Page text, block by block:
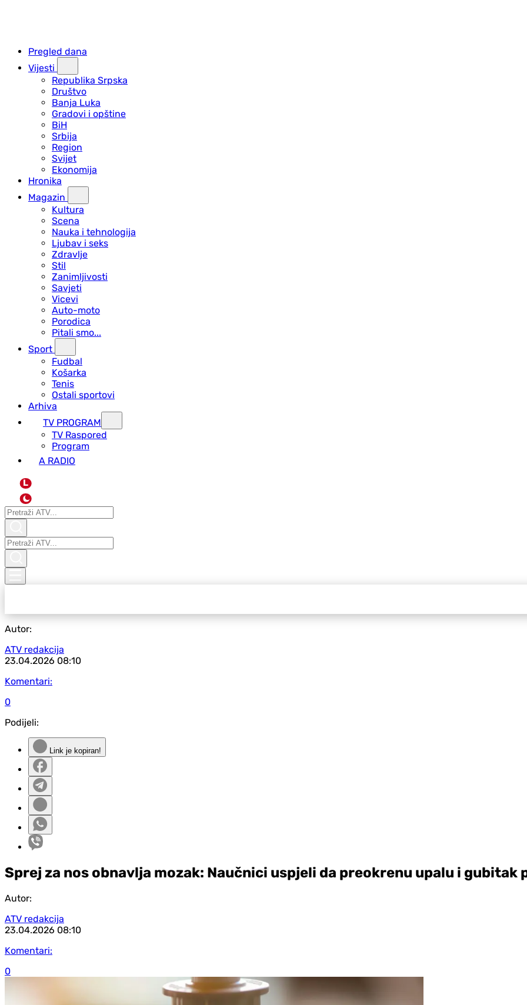
Pregled dana
Vijesti
Republika Srpska
Društvo
Banja Luka
Gradovi i opštine
BiH
Srbija
Region
Svijet
Ekonomija
Hronika
Magazin
Kultura
Scena
Nauka i tehnologija
Ljubav i seks
Zdravlje
Stil
Zanimljivosti
Savjeti
Vicevi
Auto-moto
Porodica
Pitali smo...
Sport
Fudbal
Košarka
Tenis
Ostali sportovi
Arhiva
TV PROGRAM
ТV Raspored
Program
A RADIO
L
Autor:
ATV redakcija
23.04.2026 08:10
Komentari:
0
Podijeli:
Link je kopiran!
Sprej za nos obnavlja mozak: Naučnici uspjeli da preokrenu upalu i gubitak
Autor:
ATV redakcija
23.04.2026 08:10
Komentari:
0